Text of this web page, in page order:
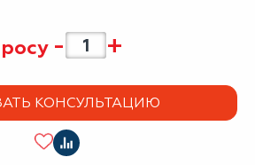
- +
КОНСУЛЬТАЦИЮ